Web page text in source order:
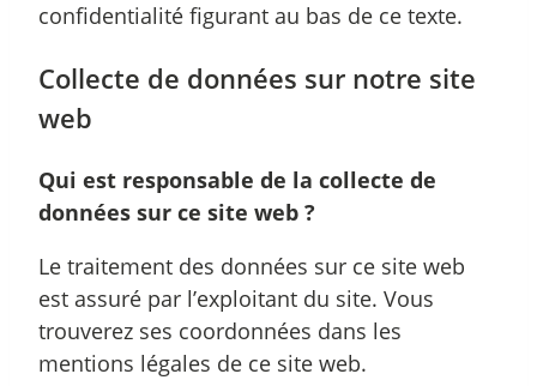
confidentialité figurant au bas de ce texte.
Collecte de données sur notre site
web
Qui est responsable de la collecte de
données sur ce site web ?
Le traitement des données sur ce site web
est assuré par l’exploitant du site. Vous
trouverez ses coordonnées dans les
mentions légales de ce site web.